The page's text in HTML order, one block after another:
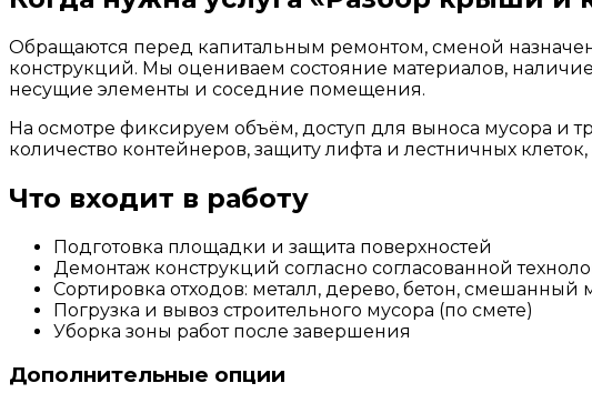
Обращаются перед капитальным ремонтом, сменой
конструкций. Мы оцениваем состояние материалов,
несущие элементы и соседние помещения.
На осмотре фиксируем объём, доступ для выноса мусора и
количество контейнеров, защиту лифта и лестничных
Что входит в работу
Подготовка площадки и защита поверхностей
Демонтаж конструкций согласно согласованной
Сортировка отходов: металл, дерево, бетон, смешанный
Погрузка и вывоз строительного мусора (по смете)
Уборка зоны работ после завершения
Дополнительные опции